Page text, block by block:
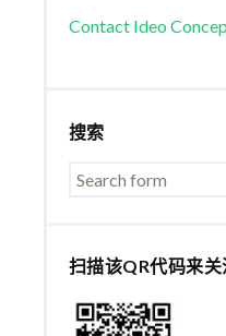
Contact Ideo
搜索
扫描该QR代码来